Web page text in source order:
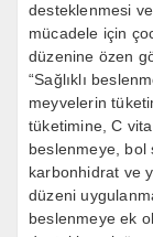
desteklenmesi
mücadele için
düzenine özen
“Sağlıklı
meyvelerin
tüketimine, C
beslenmeye, bol
karbonhidrat ve
düzeni
beslenmeye ek